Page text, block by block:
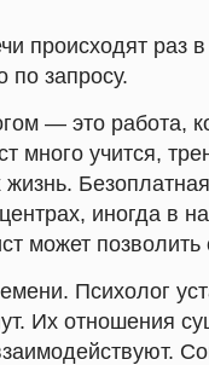
происходят раз
по запросу.
— это работа,
много учится,
жизнь.
иногда в
может
Психолог
Их отношения